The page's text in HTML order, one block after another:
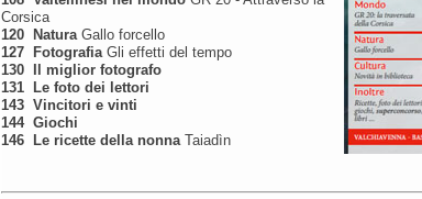
Corsica
120
NaturaGallo forcello
127 FotografiaGli effetti del tempo
130
Il miglior fotografo
131
Le foto dei lettori
143 Vincitori e vinti
144 Giochi
146
Le ricette della nonnaTaiadìn